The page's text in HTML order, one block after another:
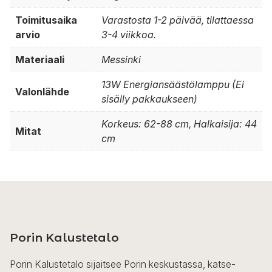
Toimitusaika
arvio
Varastosta 1-2 päivää, tilattaessa
3-4 viikkoa.
Materiaali Messinki
Valonlähde
13W Energiansäästölamppu (Ei
sisälly pakkaukseen)
Mitat
Korkeus: 62-88 cm, Halkaisija: 44
cm
Porin Kalustetalo
Porin Kalustetalo sijaitsee Porin keskustassa, katse-